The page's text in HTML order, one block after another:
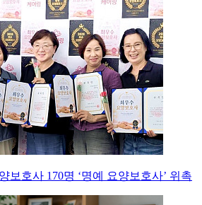
보호사 170명 ‘명예 요양보호사’ 위촉